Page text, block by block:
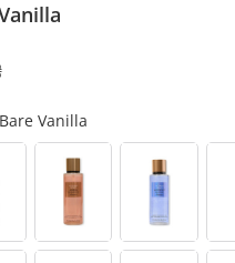
Bare Vanilla